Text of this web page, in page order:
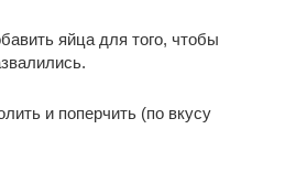
яйца для того, чтобы
и поперчить (по вкусу